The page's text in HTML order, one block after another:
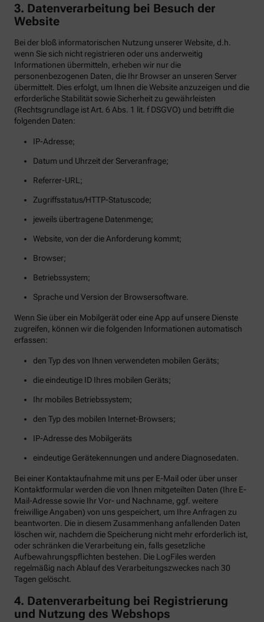
3. Datenverarbeitung bei Besuch der
Website
Bei der bloß informatorischen Nutzung unserer Website, d.h.
wenn Sie sich nicht registrieren oder uns anderweitig
Informationen übermitteln, erheben wir nur die
personenbezogenen Daten, die Ihr Browser an unseren Server
übermittelt. Dies erfolgt, um Ihnen die Website anzuzeigen und die
erforderliche Stabilität sowie Sicherheit zu gewährleisten
(Rechtsgrundlage ist Art. 6 Abs. 1 lit. f DSGVO) und betrifft die
folgenden Daten:
IP-Adresse;
Datum und Uhrzeit der Serveranfrage;
Referrer-URL;
Zugriffsstatus/HTTP-Statuscode;
jeweils übertragene Datenmenge;
Website, von der die Anforderung kommt;
Browser;
Betriebssystem;
Sprache und Version der Browsersoftware.
Wenn Sie über ein Mobilgerät oder eine App auf unsere Dienste
zugreifen, können wir die folgenden Informationen automatisch
erfassen:
den Typ des von Ihnen verwendeten mobilen Geräts;
die eindeutige ID Ihres mobilen Geräts;
Ihr mobiles Betriebssystem;
den Typ des mobilen Internet-Browsers;
IP-Adresse des Mobilgeräts
eindeutige Gerätekennungen und andere Diagnosedaten.
Bei einer Kontaktaufnahme mit uns per E-Mail oder über unser
Kontaktformular werden die von Ihnen mitgeteilten Daten (Ihre E-
Mail-Adresse sowie Ihr Vor- und Nachname, ggf. weitere
freiwillige Angaben) von uns gespeichert, um Ihre Anfragen zu
beantworten. Die in diesem Zusammenhang anfallenden Daten
löschen wir, nachdem die Speicherung nicht mehr erforderlich ist,
oder schränken die Verarbeitung ein, falls gesetzliche
Aufbewahrungspflichten bestehen. Die LogFiles werden
regelmäßig nach Ablauf des Verarbeitungszweckes nach 30
Tagen gelöscht.
4. Datenverarbeitung bei Registrierung
und Nutzung des Webshops